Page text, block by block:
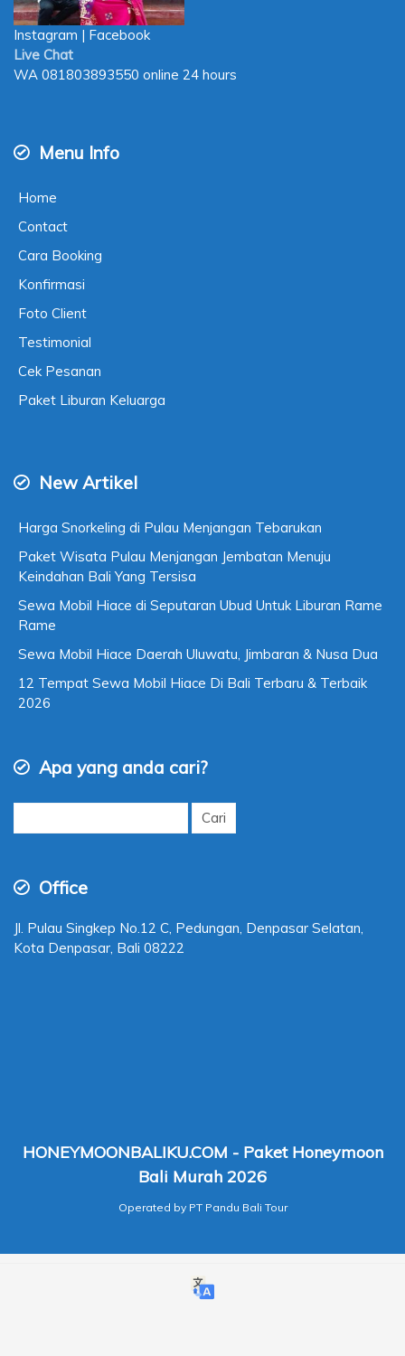
Instagram | Facebook
Live Chat
WA 081803893550 online 24 hours
Menu Info
Home
Contact
Cara Booking
Konfirmasi
Foto Client
Testimonial
Cek Pesanan
Paket Liburan Keluarga
New Artikel
Harga Snorkeling di Pulau Menjangan Tebarukan
Paket Wisata Pulau Menjangan Jembatan Menuju
Keindahan Bali Yang Tersisa
Sewa Mobil Hiace di Seputaran Ubud Untuk Liburan Rame
Rame
Sewa Mobil Hiace Daerah Uluwatu, Jimbaran & Nusa Dua
12 Tempat Sewa Mobil Hiace Di Bali Terbaru & Terbaik
2026
Apa yang anda cari?
Cari
Office
Jl. Pulau Singkep No.12 C, Pedungan, Denpasar Selatan,
Kota Denpasar, Bali 08222
HONEYMOONBALIKU.COM - Paket Honeymoon
Bali Murah 2026
Operated by PT Pandu Bali Tour